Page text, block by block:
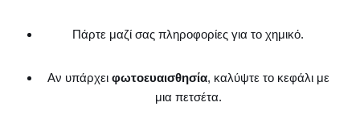
Πάρτε μαζί σας πληροφορίες για το χημικό.
Αν υπάρχει φωτοευαισθησία, καλύψτε το κεφάλι με
μια πετσέτα.